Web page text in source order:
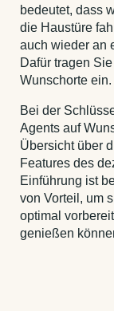
bedeutet, dass
die Haustüre
auch wieder an
Dafür tragen
Wunschorte ein.
Bei der
Agents auf
Übersicht über
Features des
Einführung ist
von Vorteil, um
optimal
genießen